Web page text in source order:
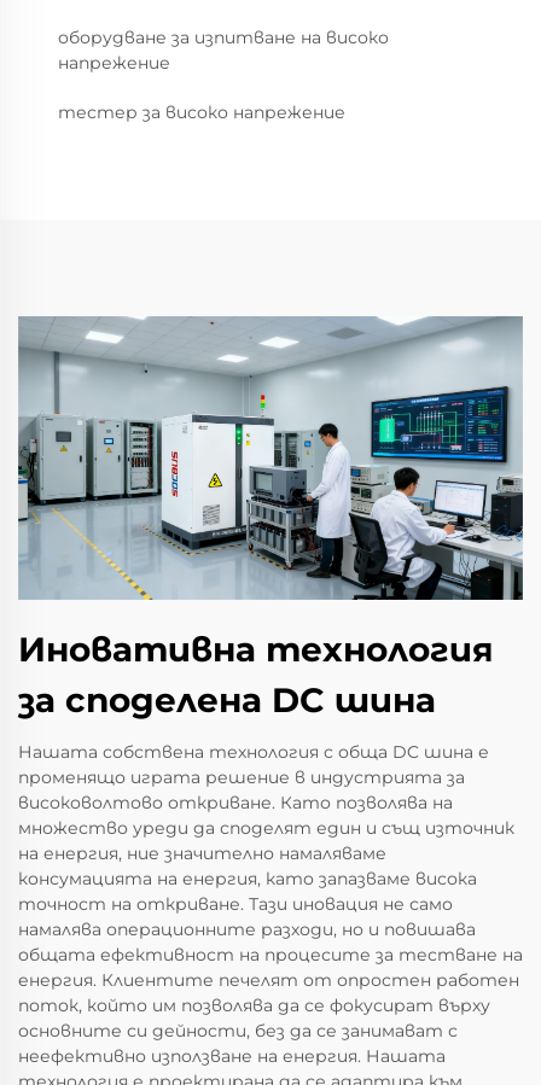
оборудване за изпитване на високо
напрежение
тестер за високо напрежение
Иновативна технология
за споделена DC шина
Нашата собствена технология с обща DC шина е
променящо играта решение в индустрията за
високоволтово откриване. Като позволява на
множество уреди да споделят един и същ източник
на енергия, ние значително намаляваме
консумацията на енергия, като запазваме висока
точност на откриване. Тази иновация не само
намалява операционните разходи, но и повишава
общата ефективност на процесите за тестване на
енергия. Клиентите печелят от опростен работен
поток, който им позволява да се фокусират върху
основните си дейности, без да се занимават с
неефективно използване на енергия. Нашата